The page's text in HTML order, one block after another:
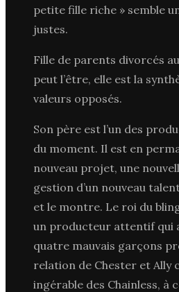
petite fille riche » semble
justes.
Fille de parents divorcés
peut l’être, elle est la
valeurs opposés.
Son père est l’un des
du moment. Il est en
nouveau projet, une
gestion d’un nouveau
et le montre. Le roi du
un producteur attentif qui
quatre mauvais garçons
relation de Chester et Ally
ingérable des Chainless, à